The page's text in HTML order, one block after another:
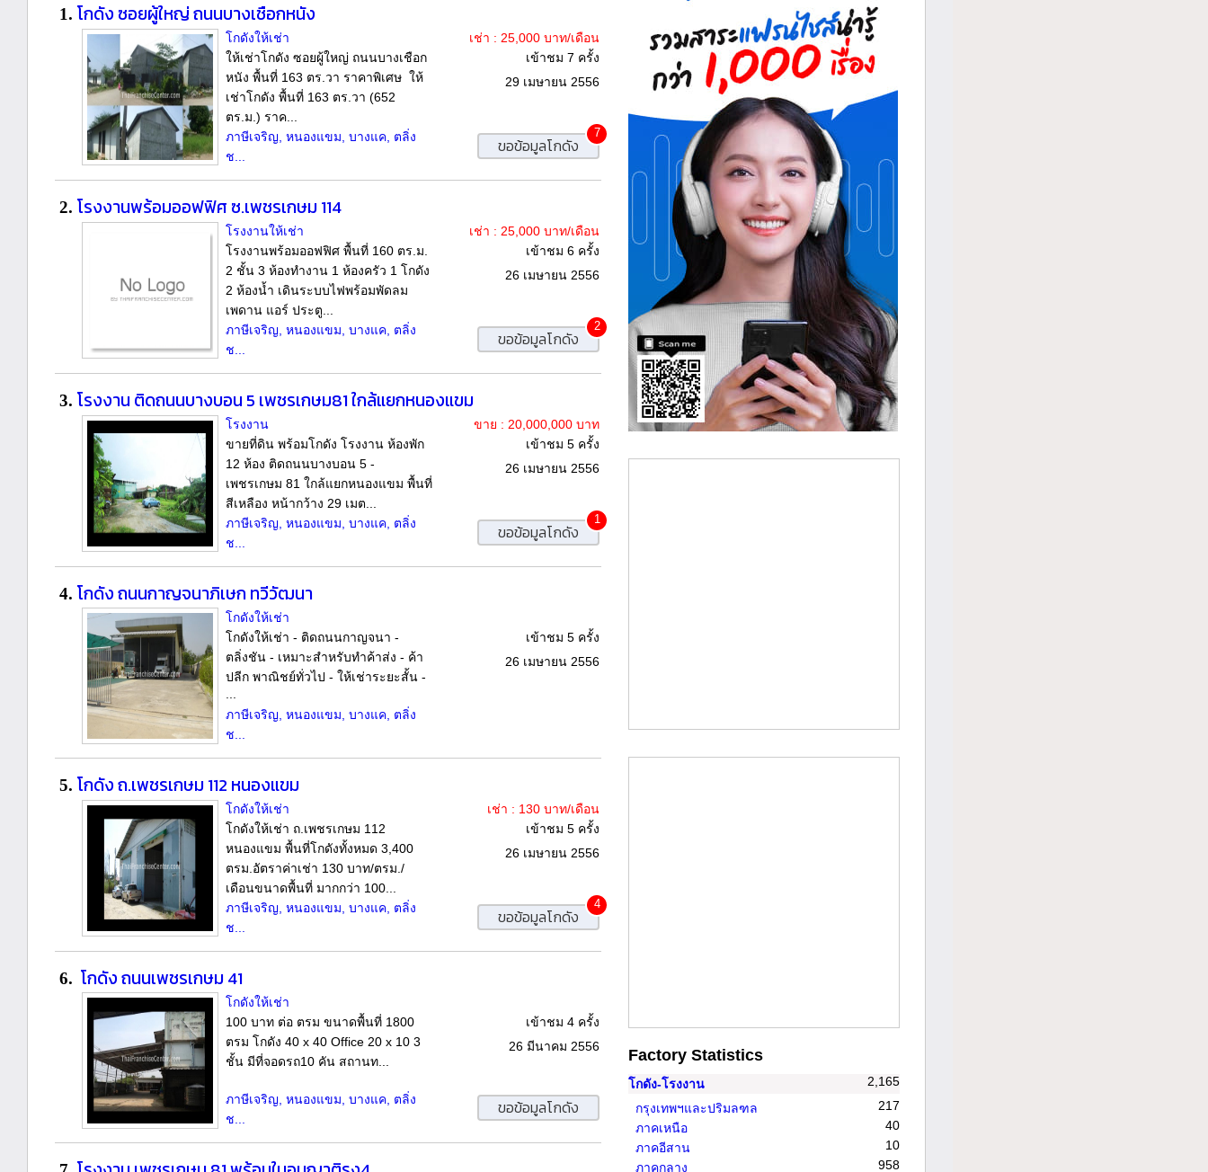
1. โกดัง ซอยผู้ใหญ่ ถนนบางเชือกหนัง
โกดังให้เช่า
เช่า : 25,000 บาท/เดือน
ให้เช่าโกดัง ซอยผู้ใหญ่ ถนนบางเชือก
หนัง พื้นที่ 163 ตร.วา ราคาพิเศษ ให้
เช่าโกดัง พื้นที่ 163 ตร.วา (652
ตร.ม.) ราค...
เข้าชม 7 ครั้ง
29 เมษายน 2556
ภาษีเจริญ, หนองแขม, บางแค, ตลิ่ง
ช...
7
ขอข้อมูลโกดัง
2. โรงงานพร้อมออฟฟิศ ซ.เพชรเกษม 114
โรงงานให้เช่า
เช่า : 25,000 บาท/เดือน
โรงงานพร้อมออฟฟิศ พื้นที่ 160 ตร.ม.
2 ชั้น 3 ห้องทำงาน 1 ห้องครัว 1 โกดัง
2 ห้องน้ำ เดินระบบไฟพร้อมพัดลม
เพดาน แอร์ ประตู...
เข้าชม 6 ครั้ง
26 เมษายน 2556
ภาษีเจริญ, หนองแขม, บางแค, ตลิ่ง
ช...
2
ขอข้อมูลโกดัง
3. โรงงาน ติดถนนบางบอน 5 เพชรเกษม81 ใกล้แยกหนองแขม
โรงงาน
ขาย : 20,000,000 บาท
ขายที่ดิน พร้อมโกดัง โรงงาน ห้องพัก
12 ห้อง ติดถนนบางบอน 5 -
เพชรเกษม 81 ใกล้แยกหนองแขม พื้นที่
สีเหลือง หน้ากว้าง 29 เมต...
เข้าชม 5 ครั้ง
26 เมษายน 2556
ภาษีเจริญ, หนองแขม, บางแค, ตลิ่ง
ช...
1
ขอข้อมูลโกดัง
4. โกดัง ถนนกาญจนาภิเษก ทวีวัฒนา
โกดังให้เช่า
โกดังให้เช่า - ติดถนนกาญจนา -
ตลิ่งชัน - เหมาะสำหรับทำค้าส่ง - ค้า
ปลีก พาณิชย์ทั่วไป - ให้เช่าระยะสั้น -
เข้าชม 5 ครั้ง
26 เมษายน 2556
ภาษีเจริญ, หนองแขม, บางแค, ตลิ่ง
ช...
5. โกดัง ถ.เพชรเกษม 112 หนองแขม
โกดังให้เช่า
เช่า : 130 บาท/เดือน
โกดังให้เช่า ถ.เพชรเกษม 112
หนองแขม พื้นที่โกดังทั้งหมด 3,400
ตรม.อัตราค่าเช่า 130 บาท/ตรม./
เดือนขนาดพื้นที่ มากกว่า 100...
เข้าชม 5 ครั้ง
26 เมษายน 2556
ภาษีเจริญ, หนองแขม, บางแค, ตลิ่ง
ช...
4
ขอข้อมูลโกดัง
6. โกดัง ถนนเพชรเกษม 41
โกดังให้เช่า
100 บาท ต่อ ตรม ขนาดพื้นที่ 1800
ตรม โกดัง 40 x 40 Office 20 x 10 3
ชั้น มีที่จอดรถ10 คัน สถานท...
เข้าชม 4 ครั้ง
26 มีนาคม 2556
ภาษีเจริญ, หนองแขม, บางแค, ตลิ่ง
ช...
ขอข้อมูลโกดัง
Factory Statistics
โกดัง-โรงงาน
2,165
กรุงเทพฯและปริมลฑล
217
ภาคเหนือ
40
ภาคอีสาน
10
ภาคกลาง
958